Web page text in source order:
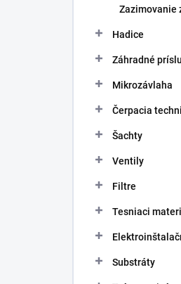
Zazimovanie
Hadice
Záhradné
Mikrozávlaha
Čerpacia
Šachty
Ventily
Filtre
Tesniaci
Substráty